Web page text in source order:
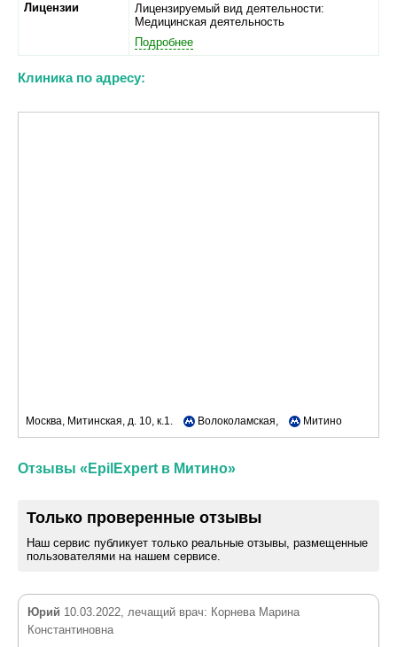
Лицензии
Лицензируемый вид деятельности:
Медицинская деятельность
Подробнее
Клиника по адресу:
Москва, Митинская, д. 10, к.1. Волоколамская, Митино
Отзывы «EpilExpert в Митино»
Только проверенные отзывы
Наш сервис публикует только реальные отзывы, размещенные
пользователями на нашем сервисе.
Юрий 10.03.2022, лечащий врач: Корнева Марина
Константиновна